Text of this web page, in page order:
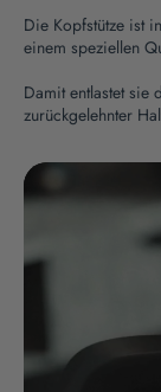
Die Kopfstütze ist
einem speziellen
Damit entlastet sie
zurückgelehnter